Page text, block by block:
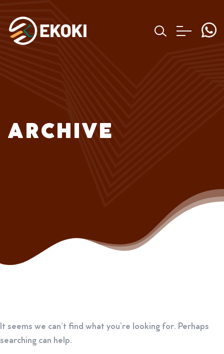
ARCHIVE
It seems we can’t find what you’re looking for. Perhaps
searching can help.